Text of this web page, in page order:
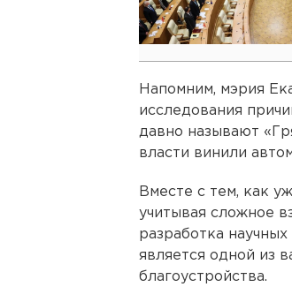
Напомним, мэрия
исследования
давно называют
власти винили
Вместе с тем, как
учитывая сложное
разработка
является одной из
благоустройства.